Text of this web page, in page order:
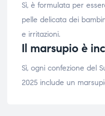
Sì, è formulata per
pelle delicata dei
e irritazioni.
Il marsupio è
Sì, ogni confezione del
2025 include un